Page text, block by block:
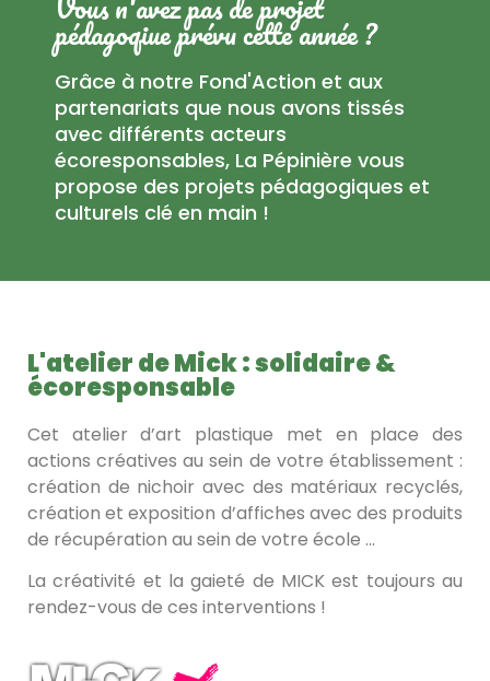
pédagoqiue prévu cette année ?
Grâce à notre Fond'Action et aux
partenariats que nous avons tissés
avec différents acteurs
écoresponsables, La Pépinière vous
propose des projets pédagogiques et
culturels clé en main !
L'atelier de Mick : solidaire &
écoresponsable
Cet atelier d’art plastique met en place des
actions créatives au sein de votre établissement :
création de nichoir avec des matériaux recyclés,
création et exposition d’affiches avec des produits
de récupération au sein de votre école …
La créativité et la gaieté de MICK est toujours au
rendez-vous de ces interventions !